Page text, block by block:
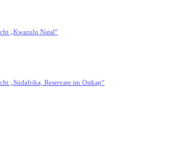
„Kwazulu Natal“
„Südafrika, Reservate im Ostkap“